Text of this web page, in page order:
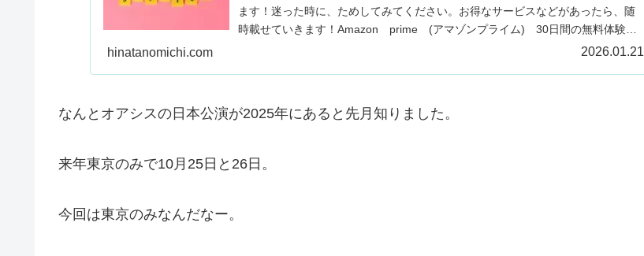
ます！迷った時に、ためしてみてください。お得なサービスなどがあったら、随
時載せていきます！Amazon prime (アマゾンプライム) 30日間の無料体験が
hinatanomichi.com 2026.01.21
なんとオアシスの日本公演が2025年にあると先月知りました。
来年東京のみで10月25日と26日。
今回は東京のみなんだなー。